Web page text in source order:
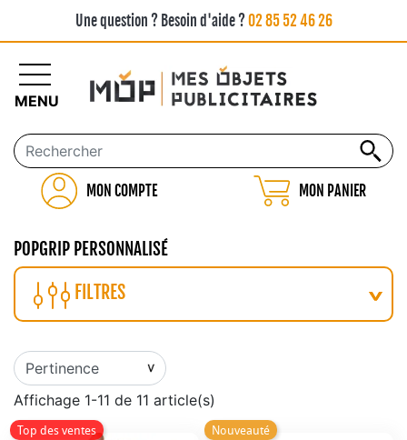
Une question ? Besoin d'aide ?02 85 52 46 26
MON COMPTE MON PANIER
MENU
POPGRIP PERSONNALISÉ
FILTRES
Affichage 1-11 de 11 article(s)
Top des ventes Nouveauté